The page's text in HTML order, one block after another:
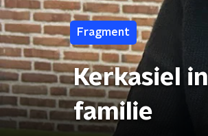
Fragment
Kerkasiel
familie